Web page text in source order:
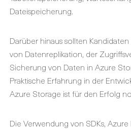
Dateispeicherung.
Darüber hinaus sollten
von Datenreplikation, der
Sicherung von Daten in Azure
Praktische Erfahrung in der
Azure Storage ist für den Erfolg
Die Verwendung von SDKs,